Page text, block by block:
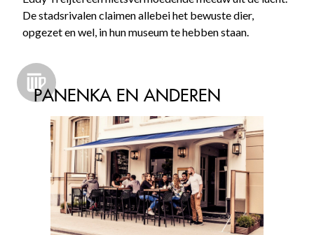
De stadsrivalen claimen allebei het bewuste dier,
opgezet en wel, in hun museum te hebben staan.
PANENKA EN ANDEREN